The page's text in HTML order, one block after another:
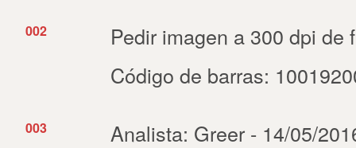
002
Pedir imagen a 300 dpi de
Código de barras:
003 Analista: Greer - 14/05/